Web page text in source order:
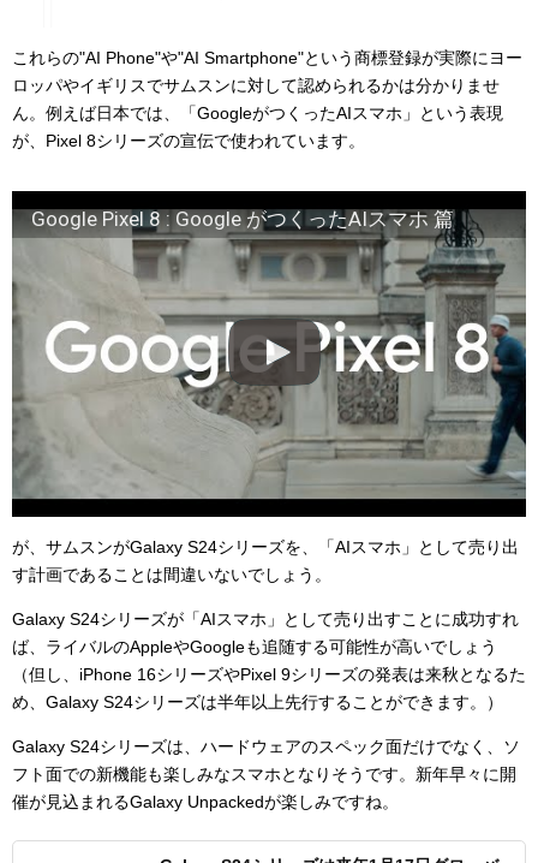
これらの"AI Phone"や"AI Smartphone"という商標登録が実際にヨー
ロッパやイギリスでサムスンに対して認められるかは分かりませ
ん。例えば日本では、「GoogleがつくったAIスマホ」という表現
が、Pixel 8シリーズの宣伝で使われています。
Google Pixel 8 : Google がつくったAIスマホ 篇
が、サムスンがGalaxy S24シリーズを、「AIスマホ」として売り出
す計画であることは間違いないでしょう。
Galaxy S24シリーズが「AIスマホ」として売り出すことに成功すれ
ば、ライバルのAppleやGoogleも追随する可能性が高いでしょう
（但し、iPhone 16シリーズやPixel 9シリーズの発表は来秋となるた
め、Galaxy S24シリーズは半年以上先行することができます。）
Galaxy S24シリーズは、ハードウェアのスペック面だけでなく、ソ
フト面での新機能も楽しみなスマホとなりそうです。新年早々に開
催が見込まれるGalaxy Unpackedが楽しみですね。